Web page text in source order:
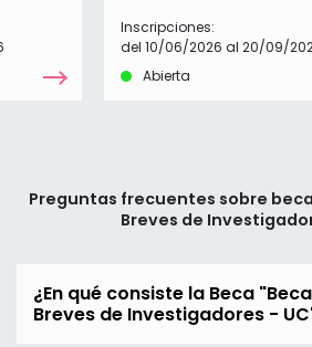
Inscripciones:
del 10/06/2026 al 20/09/
Abierta
Preguntas frecuentes sobre
Breves de
¿En qué consiste la Beca
Breves de Investigadores -